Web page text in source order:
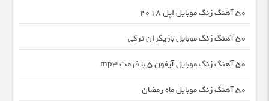
50 آهنگ زنگ موبایل اپل 2018
50 آهنگ زنگ موبایل بازیگران ترکی
50 آهنگ زنگ موبایل آیفون 5 با فرمت mp3
50 آهنگ زنگ موبایل ماه رمضان